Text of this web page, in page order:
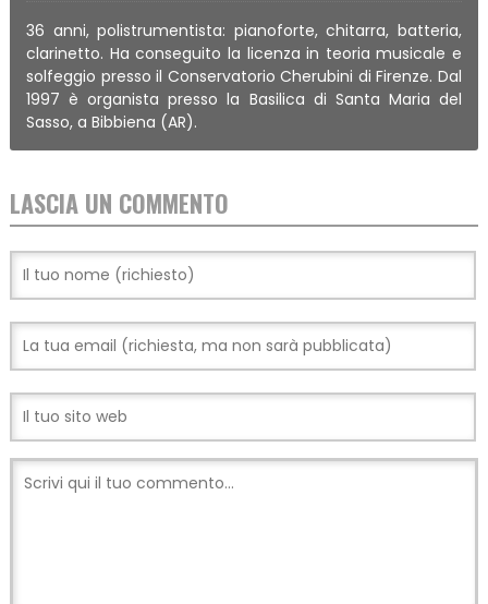
36 anni, polistrumentista: pianoforte, chitarra, batteria,
clarinetto. Ha conseguito la licenza in teoria musicale e
solfeggio presso il Conservatorio Cherubini di Firenze. Dal
1997 è organista presso la Basilica di Santa Maria del
Sasso, a Bibbiena (AR).
LASCIA UN COMMENTO